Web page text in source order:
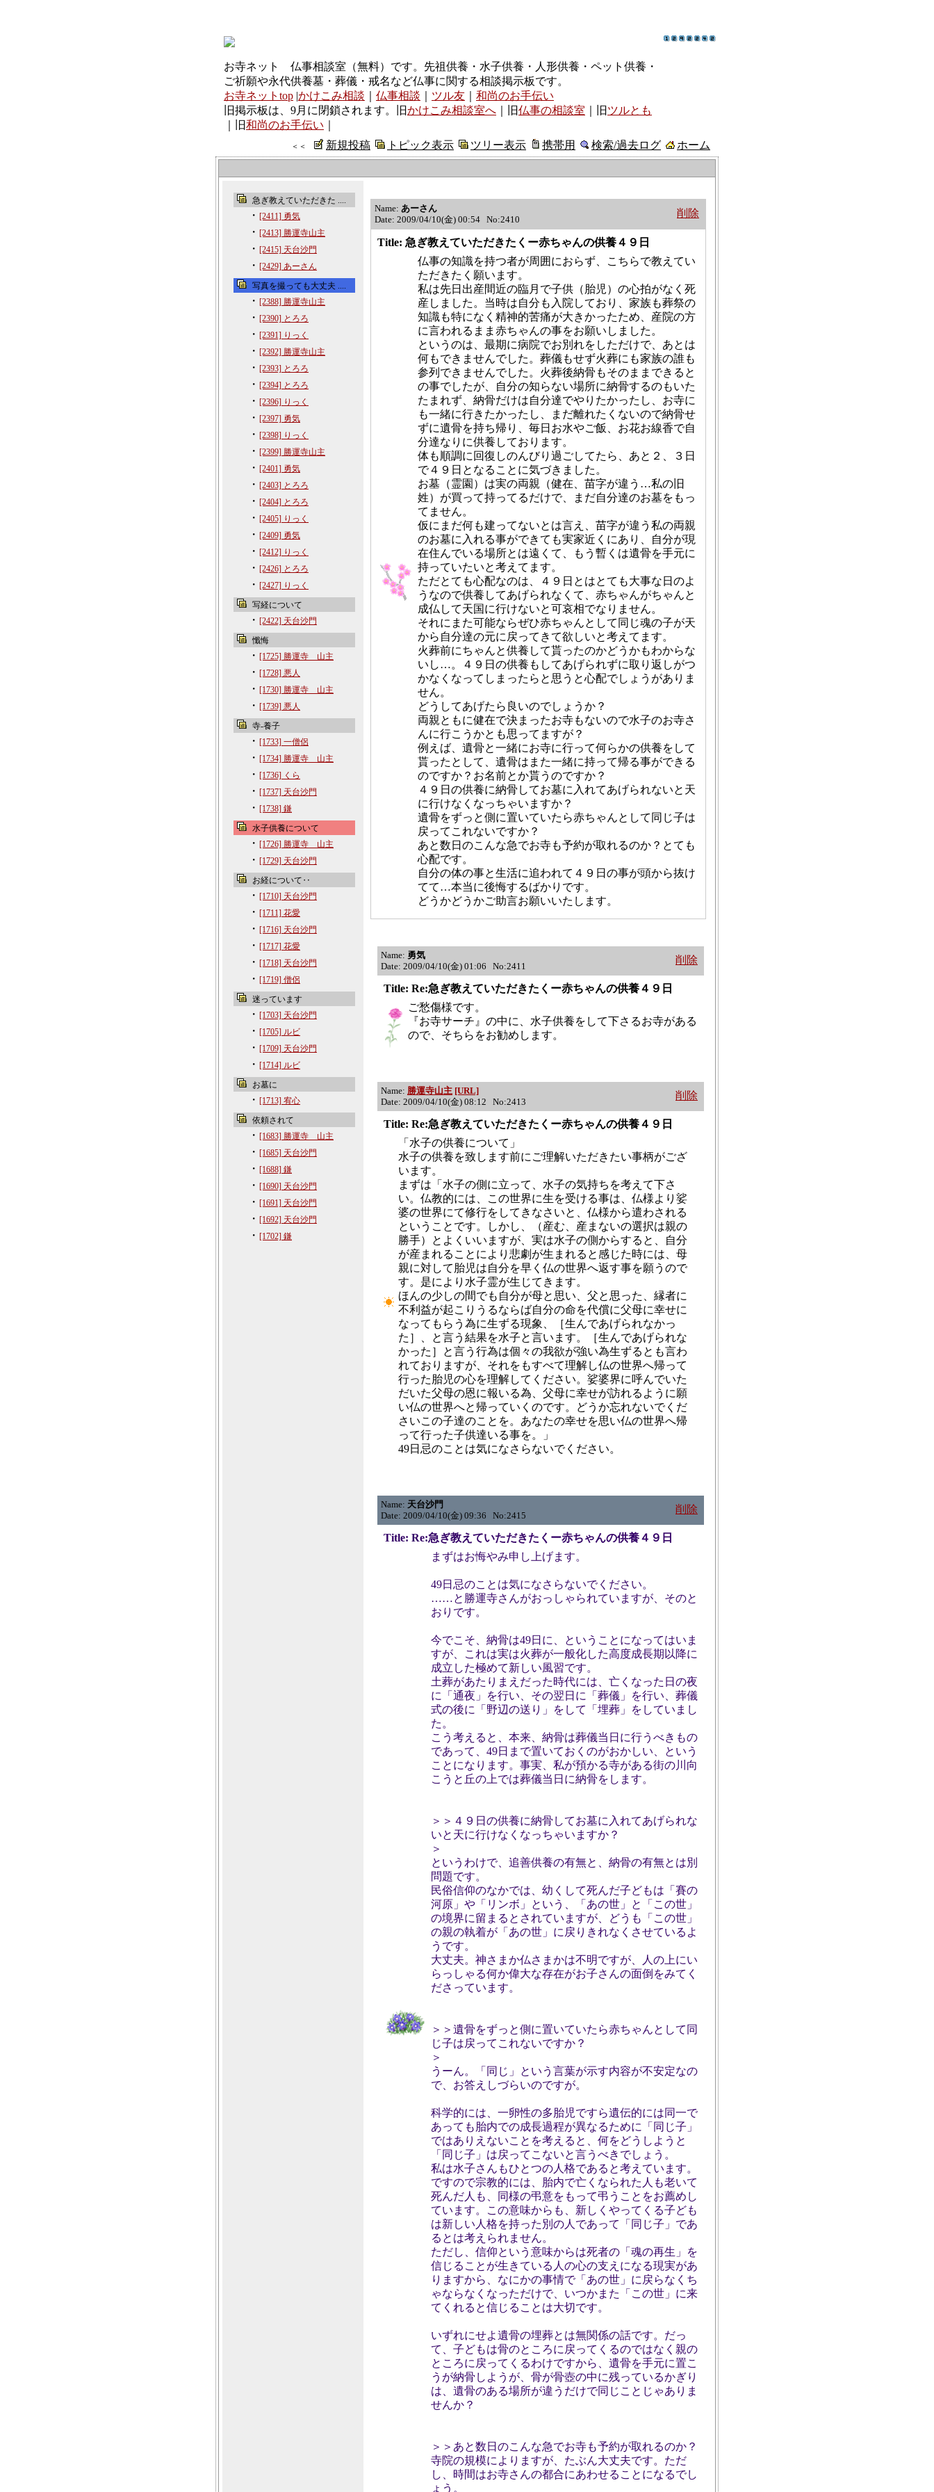
お寺ネット 仏事相談室（無料）です。先祖供養・水子供養・人形供養・ペット供養・
ご祈願や永代供養墓・葬儀・戒名など仏事に関する相談掲示板です。
お寺ネットtop |かけこみ相談 仏事相談 ツル友
和尚のお手伝い
旧掲示板は、9月に閉鎖されます。旧かけこみ相談室へ ｜旧仏事の相談室 ｜旧 ツルとも
｜旧和尚のお手伝い
＜＜ 新規投稿 トピック表示 ツリー表示 携帯用 検索/過去ログ ホーム
急ぎ教えていただきた ....
・ [2411] 勇気
・ [2413] 勝運寺山主
・ [2415] 天台沙門
・ [2429] あーさん
写真を撮っても大丈夫 ....
・ [2388] 勝運寺山主
・ [2390] とろろ
・ [2391] りっく
・ [2392] 勝運寺山主
・ [2393] とろろ
・ [2394] とろろ
・ [2396] りっく
・ [2397] 勇気
・ [2398] りっく
・ [2399] 勝運寺山主
・ [2401] 勇気
・ [2403] とろろ
・ [2404] とろろ
・ [2405] りっく
・ [2409] 勇気
・ [2412] りっく
・ [2426] とろろ
・ [2427] りっく
写経について
・ [2422] 天台沙門
懺悔
・ [1725] 勝運寺 山主
・ [1728] 悪人
・ [1730] 勝運寺 山主
・ [1739] 悪人
寺‐養子
・ [1733] 一僧侶
・ [1734] 勝運寺 山主
・ [1736] くら
・ [1737] 天台沙門
・ [1738] 鎌
水子供養について
・ [1726] 勝運寺 山主
・ [1729] 天台沙門
お経について‥
・ [1710] 天台沙門
・ [1711] 花愛
・ [1716] 天台沙門
・ [1717] 花愛
・ [1718] 天台沙門
・ [1719] 僧侶
迷っています
・ [1703] 天台沙門
・ [1705] ルビ
・ [1709] 天台沙門
・ [1714] ルビ
お墓に
・ [1713] 宥心
依頼されて
・ [1683] 勝運寺 山主
・ [1685] 天台沙門
・ [1688] 鎌
・ [1690] 天台沙門
・ [1691] 天台沙門
・ [1692] 天台沙門
・ [1702] 鎌
Name: あーさん
Date: 2009/04/10(金) 00:54 No:2410
削除
Title: 急ぎ教えていただきたくー赤ちゃんの供養４９日
仏事の知識を持つ者が周囲におらず、こちらで教えてい
ただきたく願います。
私は先日出産間近の臨月で子供（胎児）の心拍がなく死
産しました。当時は自分も入院しており、家族も葬祭の
知識も特になく精神的苦痛が大きかったため、産院の方
に言われるまま赤ちゃんの事をお願いしました。
というのは、最期に病院でお別れをしただけで、あとは
何もできませんでした。葬儀もせず火葬にも家族の誰も
参列できませんでした。火葬後納骨もそのままできると
の事でしたが、自分の知らない場所に納骨するのもいた
たまれず、納骨だけは自分達でやりたかったし、お寺に
も一緒に行きたかったし、まだ離れたくないので納骨せ
ずに遺骨を持ち帰り、毎日お水やご飯、お花お線香で自
分達なりに供養しております。
体も順調に回復しのんびり過ごしてたら、あと２、３日
で４９日となることに気づきました。
お墓（霊園）は実の両親（健在、苗字が違う…私の旧
姓）が買って持ってるだけで、まだ自分達のお墓をもっ
てません。
仮にまだ何も建ってないとは言え、苗字が違う私の両親
のお墓に入れる事ができても実家近くにあり、自分が現
在住んでいる場所とは遠くて、もう暫くは遺骨を手元に
持っていたいと考えてます。
ただとても心配なのは、４９日とはとても大事な日のよ
うなので供養してあげられなくて、赤ちゃんがちゃんと
成仏して天国に行けないと可哀相でなりません。
それにまた可能ならぜひ赤ちゃんとして同じ魂の子が天
から自分達の元に戻ってきて欲しいと考えてます。
火葬前にちゃんと供養して貰ったのかどうかもわからな
いし…。４９日の供養もしてあげられずに取り返しがつ
かなくなってしまったらと思うと心配でしょうがありま
せん。
どうしてあげたら良いのでしょうか？
両親ともに健在で決まったお寺もないので水子のお寺さ
んに行こうかとも思ってますが？
例えば、遺骨と一緒にお寺に行って何らかの供養をして
貰ったとして、遺骨はまた一緒に持って帰る事ができる
のですか？お名前とか貰うのですか？
４９日の供養に納骨してお墓に入れてあげられないと天
に行けなくなっちゃいますか？
遺骨をずっと側に置いていたら赤ちゃんとして同じ子は
戻ってこれないですか？
あと数日のこんな急でお寺も予約が取れるのか？とても
心配です。
自分の体の事と生活に追われて４９日の事が頭から抜け
てて…本当に後悔するばかりです。
どうかどうかご助言お願いいたします。
Name: 勇気
Date: 2009/04/10(金) 01:06 No:2411
削除
Title: Re:急ぎ教えていただきたくー赤ちゃんの供養４９日
ご愁傷様です。
『お寺サーチ』の中に、水子供養をして下さるお寺がある
ので、そちらをお勧めします。
Name: 勝運寺山主 [URL]
Date: 2009/04/10(金) 08:12 No:2413
削除
Title: Re:急ぎ教えていただきたくー赤ちゃんの供養４９日
「水子の供養について」
水子の供養を致します前にご理解いただきたい事柄がござ
います。
まずは「水子の側に立って、水子の気持ちを考えて下さ
い。仏教的には、この世界に生を受ける事は、仏様より娑
婆の世界にて修行をしてきなさいと、仏様から遣わされる
ということです。しかし、（産む、産まないの選択は親の
勝手）とよくいいますが、実は水子の側からすると、自分
が産まれることにより悲劇が生まれると感じた時には、母
親に対して胎児は自分を早く仏の世界へ返す事を願うので
す。是により水子霊が生じてきます。
ほんの少しの間でも自分が母と思い、父と思った、縁者に
不利益が起こりうるならば自分の命を代償に父母に幸せに
なってもらう為に生ずる現象、［生んであげられなかっ
た］、と言う結果を水子と言います。［生んであげられな
かった］と言う行為は個々の我欲が強い為生ずるとも言わ
れておりますが、それをもすべて理解し仏の世界へ帰って
行った胎児の心を理解してください。娑婆界に呼んでいた
だいた父母の恩に報いる為、父母に幸せが訪れるように願
い仏の世界へと帰っていくのです。どうか忘れないでくだ
さいこの子達のことを。あなたの幸せを思い仏の世界へ帰
って行った子供達いる事を。」
49日忌のことは気になさらないでください。
Name: 天台沙門
Date: 2009/04/10(金) 09:36 No:2415
削除
Title: Re:急ぎ教えていただきたくー赤ちゃんの供養４９日
まずはお悔やみ申し上げます。
49日忌のことは気になさらないでください。
……と勝運寺さんがおっしゃられていますが、そのと
おりです。
今でこそ、納骨は49日に、ということになってはいま
すが、これは実は火葬が一般化した高度成長期以降に
成立した極めて新しい風習です。
土葬があたりまえだった時代には、亡くなった日の夜
に「通夜」を行い、その翌日に「葬儀」を行い、葬儀
式の後に「野辺の送り」をして「埋葬」をしていまし
た。
こう考えると、本来、納骨は葬儀当日に行うべきもの
であって、49日まで置いておくのがおかしい、という
ことになります。事実、私が預かる寺がある街の川向
こうと丘の上では葬儀当日に納骨をします。
＞＞４９日の供養に納骨してお墓に入れてあげられな
いと天に行けなくなっちゃいますか？
＞
というわけで、追善供養の有無と、納骨の有無とは別
問題です。
民俗信仰のなかでは、幼くして死んだ子どもは「賽の
河原」や「リンボ」という、「あの世」と「この世」
の境界に留まるとされていますが、どうも「この世」
の親の執着が「あの世」に戻りきれなくさせているよ
うです。
大丈夫。神さまか仏さまかは不明ですが、人の上にい
らっしゃる何か偉大な存在がお子さんの面倒をみてく
ださっています。
＞＞遺骨をずっと側に置いていたら赤ちゃんとして同
じ子は戻ってこれないですか？
＞
うーん。「同じ」という言葉が示す内容が不安定なの
で、お答えしづらいのですが。
科学的には、一卵性の多胎児ですら遺伝的には同一で
あっても胎内での成長過程が異なるために「同じ子」
ではありえないことを考えると、何をどうしようと
「同じ子」は戻ってこないと言うべきでしょう。
私は水子さんもひとつの人格であると考えています。
ですので宗教的には、胎内で亡くなられた人も老いて
死んだ人も、同様の弔意をもって弔うことをお薦めし
ています。この意味からも、新しくやってくる子ども
は新しい人格を持った別の人であって「同じ子」であ
るとは考えられません。
ただし、信仰という意味からは死者の「魂の再生」を
信じることが生きている人の心の支えになる現実があ
りますから、なにかの事情で「あの世」に戻らなくち
ゃならなくなっただけで、いつかまた「この世」に来
てくれると信じることは大切です。
いずれにせよ遺骨の埋葬とは無関係の話です。だっ
て、子どもは骨のところに戻ってくるのではなく親の
ところに戻ってくるわけですから、遺骨を手元に置こ
うが納骨しようが、骨が骨壺の中に残っているかぎり
は、遺骨のある場所が違うだけで同じことじゃありま
せんか？
＞＞あと数日のこんな急でお寺も予約が取れるのか？
寺院の規模によりますが、たぶん大丈夫です。ただ
し、時間はお寺さんの都合にあわせることになるでし
ょう。